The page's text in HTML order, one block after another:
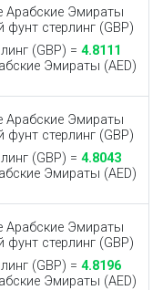
Арабские Эмираты
стерлинг (GBP)
(GBP) = 4.8111
Эмираты (AED)
Арабские Эмираты
фунт стерлинг (GBP)
(GBP) = 4.8043
Эмираты (AED)
Арабские Эмираты
стерлинг (GBP)
(GBP) = 4.8196
Эмираты (AED)